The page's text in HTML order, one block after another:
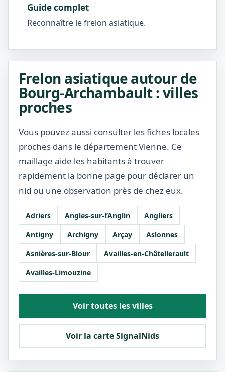
Guide complet
Reconnaître le frelon asiatique.
Frelon asiatique autour de
Bourg-Archambault : villes
proches
Vous pouvez aussi consulter les fiches locales
proches dans le département Vienne. Ce
maillage aide les habitants à trouver
rapidement la bonne page pour déclarer un
nid ou une observation près de chez eux.
Adriers Angles-sur-l’Anglin
Angliers
Antigny
Archigny Arçay
Aslonnes
Asnières-sur-Blour
Availles-en-Châtellerault
Availles-Limouzine
Voir toutes les villes
Voir la carte SignalNids